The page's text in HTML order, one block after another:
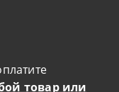
товар или